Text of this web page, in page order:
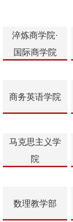
淬炼商学院·
国际商学院
商务英语学院
马克思主义学
院
数理教学部